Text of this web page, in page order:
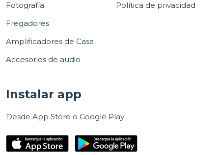
Fotografía
Fregadores
Amplificadores de Casa
Accesorios de audio
Política de privacidad
Instalar app
Desde App Store o Google Play